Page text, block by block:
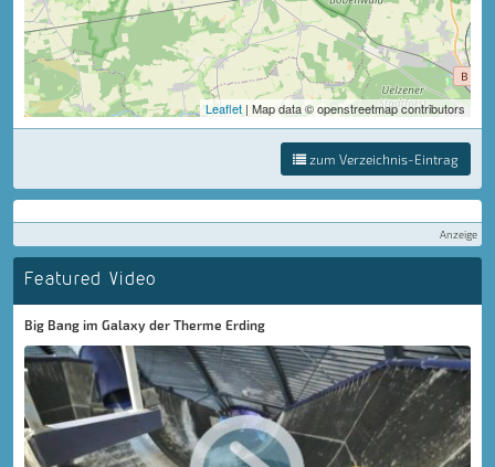
Leaflet | Map data © openstreetmap contributors
zum Verzeichnis-Eintrag
Anzeige
Featured Video
Big Bang im Galaxy der Therme Erding